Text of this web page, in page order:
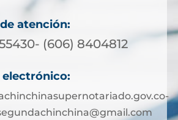
atención:
(606) 8404812
electrónico: